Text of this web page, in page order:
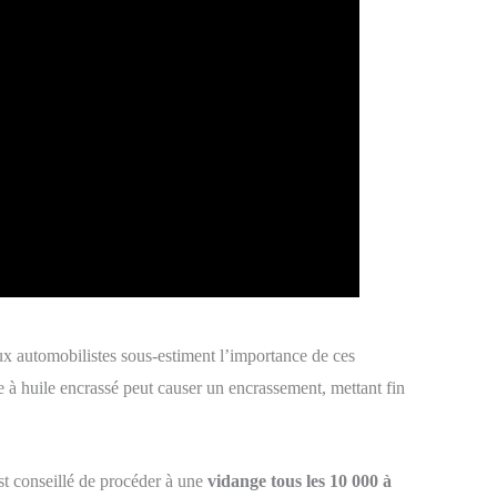
sous-estiment l’importance de ces
huile encrassé peut causer un encrassement, mettant fin
conseillé de procéder à une vidange tous les 10 000 à